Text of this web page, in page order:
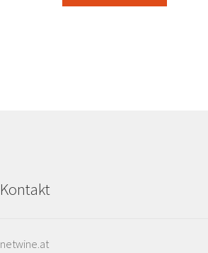
Kontakt
netwine.at